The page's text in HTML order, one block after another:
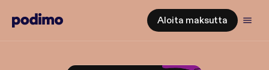
Aloita maksutta